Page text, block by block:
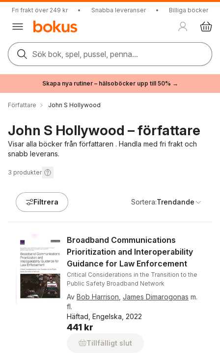
Fri frakt över 249 kr • Snabba leveranser • Billiga böcker
Sök bok, spel, pussel, penna...
Skapa nya rutiner – hälsoböcker upp till 50% →
Författare John S Hollywood
John S Hollywood – författare
Visar alla böcker från författaren . Handla med fri frakt och
snabb leverans.
3 produkter
Filtrera Sortera:Trendande
Broadband Communications
Prioritization and Interoperability
Guidance for Law Enforcement
Critical Considerations in the Transition to the
Public Safety Broadband Network
Av Bob Harrison James Dimarogonas m.
fl.
Häftad, Engelska, 2022
441 kr
Tillfälligt slut